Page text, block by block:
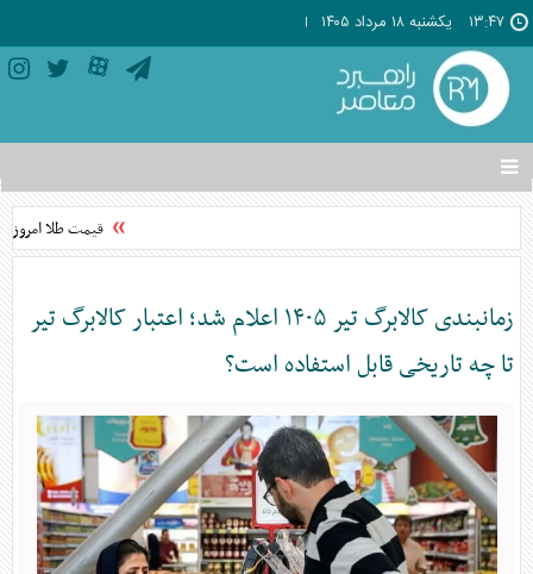
۱۳:۴۷ يکشنبه ۱۸ مرداد ۱۴۰۵
تغییر
وضعیت
منوی
ها
قیمت طلا امروز یکشنبه ۱۸ مرداد
زمانبندی کالابرگ تیر ۱۴۰۵ اعلام شد؛ اعتبار کالابرگ تیر
تا چه تاریخی قابل استفاده است؟